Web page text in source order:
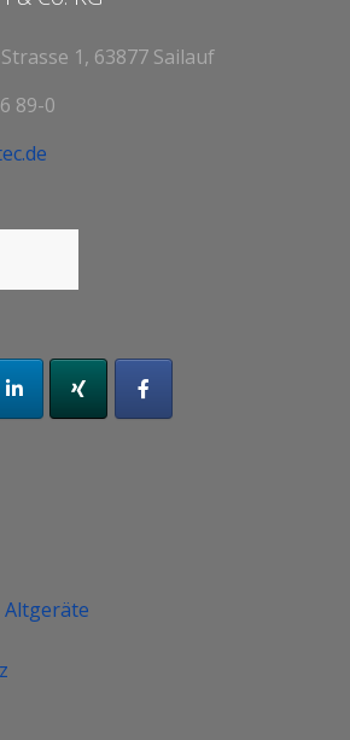
1, 63877 Sailauf
89-0
Altgeräte